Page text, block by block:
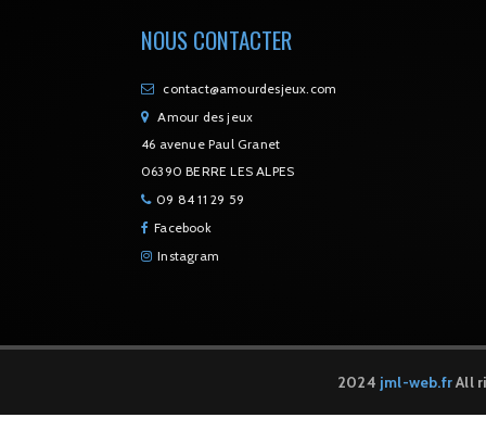
NOUS CONTACTER
contact@amourdesjeux.com
Amour des jeux
46 avenue Paul Granet
06390 BERRE LES ALPES
09 84 11 29 59
Facebook
Instagram
2024 jml-web.frAll